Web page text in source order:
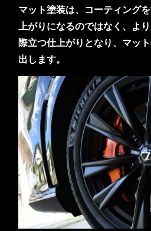
マット塗装は、コーティング
上がりになるのではなく、よ
際立つ仕上がりとなり、マッ
出します。